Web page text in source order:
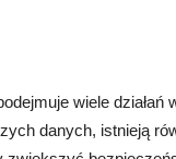
wiele działań
danych, istnieją